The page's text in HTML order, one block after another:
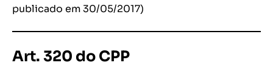
publicado em 30/05/2017)
Art. 320 do CPP